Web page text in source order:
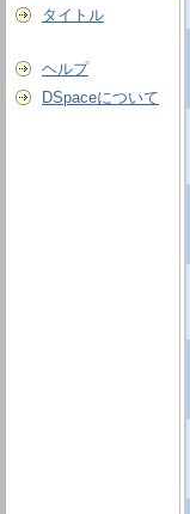
タイトル
ヘルプ
DSpaceについて